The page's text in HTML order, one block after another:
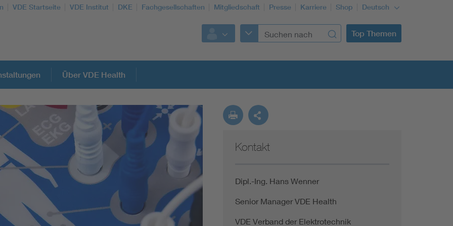
VDE Startseite VDE Institut DKE Fachgesellschaften Mitgliedschaft Presse Karriere Shop Deutsch
Top Themen
Weitere Themen
Assisted Living
Electromobility
Energy efficiency
Building Services Engineering
Information and communications technology ICT
Education + profession
Über VDE Health
Kontakt
Dipl.-Ing. Hans Wenner
Senior Manager VDE Health
VDE Verband der Elektrotechnik